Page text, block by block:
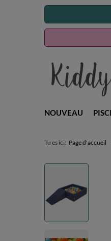
NOUVEAU
Tu es ici: Page d'accueil